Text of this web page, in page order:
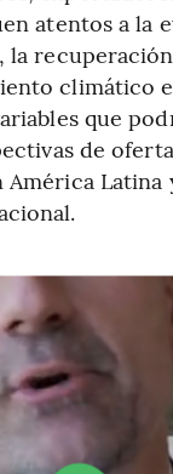
atentos a la
la
climático
que
de
América